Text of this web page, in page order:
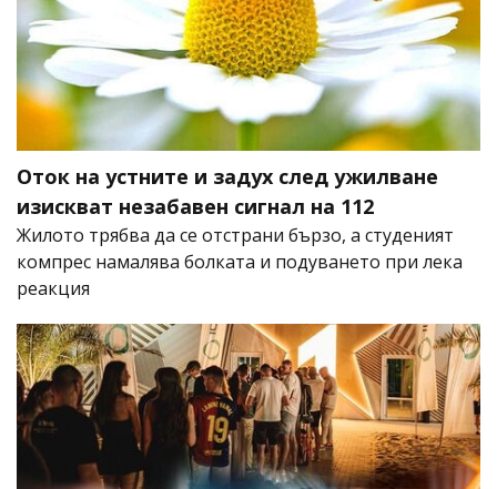
Оток на устните и задух след ужилване
изискват незабавен сигнал на 112
Жилото трябва да се отстрани бързо, а студеният
компрес намалява болката и подуването при лека
реакция